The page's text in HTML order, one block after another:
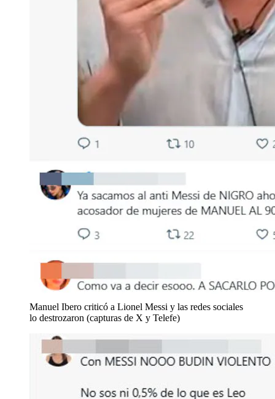
Manuel Ibero criticó a Lionel Messi y las redes sociales
lo destrozaron (capturas de X y Telefe)